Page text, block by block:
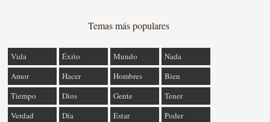
Temas más populares
Vida Éxito Mundo
Nada
Amor
Hacer Hombres
Bien
Tiempo
Dios Gente
Tener
Verdad
Día Estar
Poder